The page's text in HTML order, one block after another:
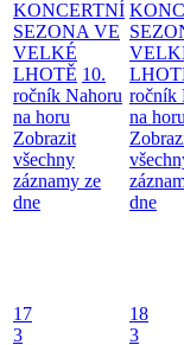
KONCERTNÍ
SEZONA VE
VELKÉ
LHOTĚ 10.
ročník Nahoru
na horu
Zobrazit
všechny
záznamy ze
dne
ročník
na horu
dne
17
3
18
3